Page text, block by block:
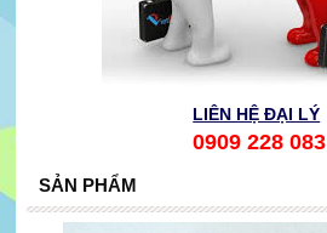
LIÊN HỆ ĐẠI LÝ
0909 228 083
SẢN PHẨM